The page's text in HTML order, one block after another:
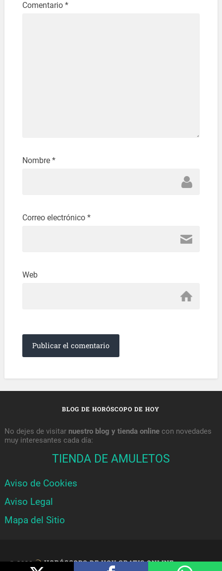
Comentario *
Nombre *
Correo electrónico *
Web
BLOG DE HORÓSCOPO DE HOY
No dejes de visitar nuestro blog y tienda onlinecon novedades
muy interesantes cada día:
TIENDA DE AMULETOS
Aviso de Cookies
Aviso Legal
Mapa del Sitio
© 2026 HORÓSCOPO DE HOY GRATIS ONLINE